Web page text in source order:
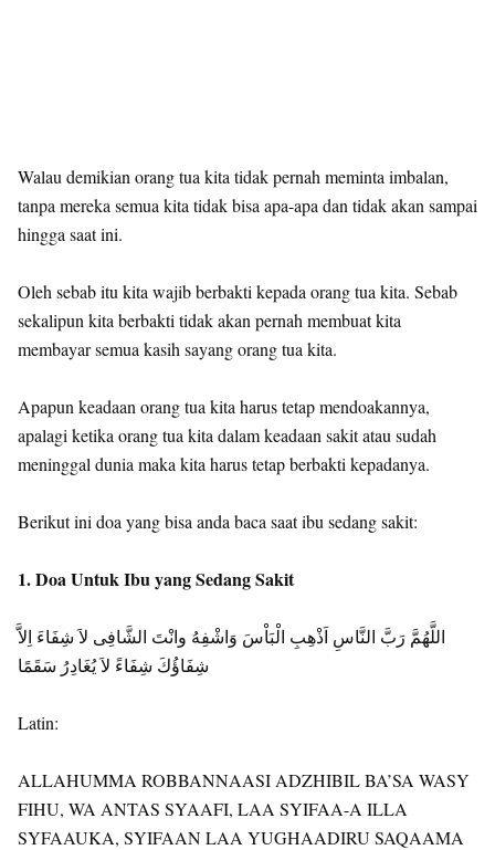
Walau demikian orang tua kita tidak pernah meminta imbalan,
tanpa mereka semua kita tidak bisa apa-apa dan tidak akan sampai
hingga saat ini.
Oleh sebab itu kita wajib berbakti kepada orang tua kita. Sebab
sekalipun kita berbakti tidak akan pernah membuat kita
membayar semua kasih sayang orang tua kita.
Apapun keadaan orang tua kita harus tetap mendoakannya,
apalagi ketika orang tua kita dalam keadaan sakit atau sudah
meninggal dunia maka kita harus tetap berbakti kepadanya.
Berikut ini doa yang bisa anda baca saat ibu sedang sakit:
1. Doa Untuk Ibu yang Sedang Sakit
اللَّهُمَّ رَبَّ النَّاسِ اَذْهِبِ الْبَاْسَ وَاشْفِهُ وانْتَ الشَّافِى لاَ شِفَاءَ اِلاَّ
شِفَاؤُكَ شِفَاءً لاَ يُغَادِرُ سَقَمًا
Latin:
ALLAHUMMA ROBBANNAASI ADZHIBIL BA’SA WASY
FIHU, WA ANTAS SYAAFI, LAA SYIFAA-A ILLA
SYFAAUKA, SYIFAAN LAA YUGHAADIRU SAQAAMA